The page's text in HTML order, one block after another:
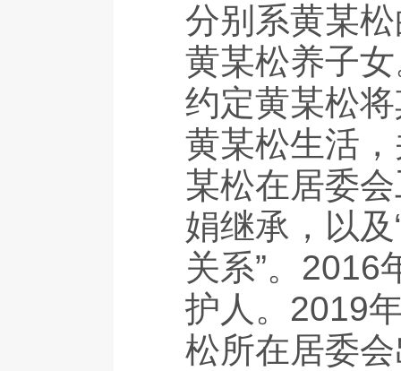
分别系黄某
黄某松养子
约定黄某松
黄某松生活
某松在居委
娟继承，以
关系”。2016
护人。2019
松所在居委